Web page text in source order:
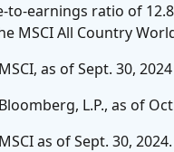
to-earnings ratio of
MSCI All Country
as of Sept. 30, 2024
L.P., as of
as of Sept. 30,